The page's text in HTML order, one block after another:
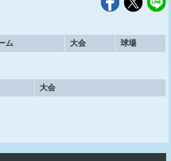
ム 大会 球場
大会